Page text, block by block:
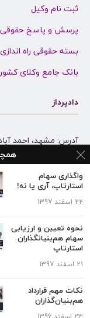
ثبت نام وکیل
پرسش و پاسخ حقوقی
بسته حقوقی راه
بانک جامع وکلای کشور
دادپرداز
همکف
واگذاری سهام
استارتاپ، آری یا نه!
22 اسفند 1397
نحوه تعیین و ارزیابی
سهام هم‌بنیانگذاران
استارتاپ
21 اسفند 1397
نکات مهم قرارداد
هم‌بنیان‌گذاران